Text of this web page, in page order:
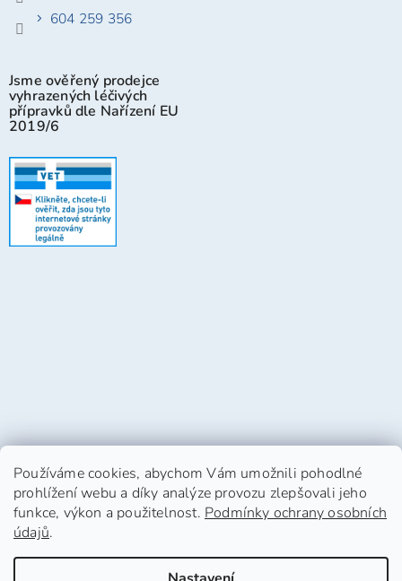
Používáme cookies, abychom Vám umožnili pohodlné
prohlížení webu a díky analýze provozu zlepšovali jeho
funkce, výkon a použitelnost. Podmínky ochrany osobních
údajů.
604 259 356
Jsme ověřený prodejce
vyhrazených léčivých
přípravků dle Nařízení EU
2019/6
Vytvořil Shoptet